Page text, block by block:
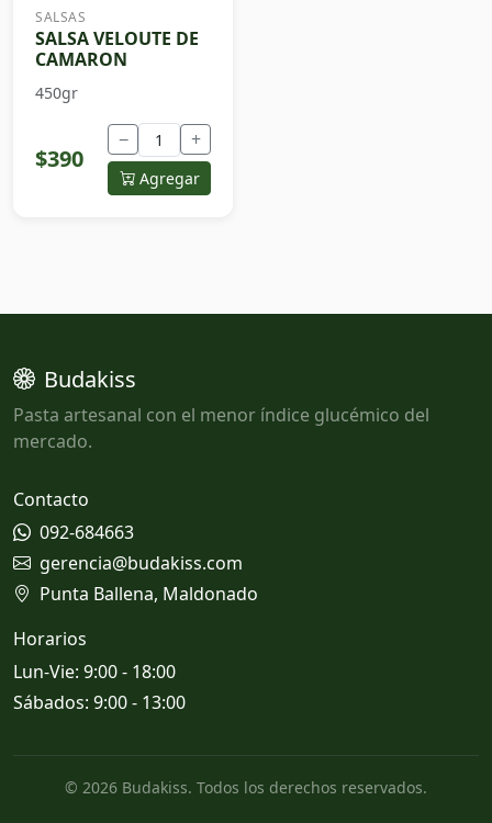
SALSAS
SALSA VELOUTE DE
CAMARON
450gr
$390
− +
Agregar
Budakiss
Pasta artesanal con el menor índice glucémico del
mercado.
Contacto
092-684663
gerencia@budakiss.com
Punta Ballena, Maldonado
Horarios
Lun-Vie: 9:00 - 18:00
Sábados: 9:00 - 13:00
© 2026 Budakiss. Todos los derechos reservados.